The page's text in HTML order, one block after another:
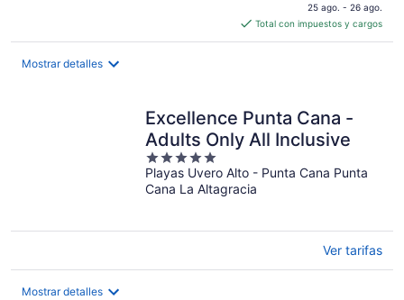
es
de
por
noche
25 ago. - 26 ago.
Total con impuestos y cargos
Mostrar detalles
Excellence Punta Cana -
Adults Only All Inclusive
5
out
of
Playas Uvero Alto - Punta Cana Punta
Cana La Altagracia
Ver tarifas
Mostrar detalles